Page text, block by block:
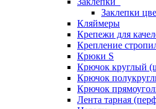
Заклепки
Кляймеры
Крепежи для
Крепление
Крюки S
Крючок круглый
Крючок
Крючок
Лента тарная